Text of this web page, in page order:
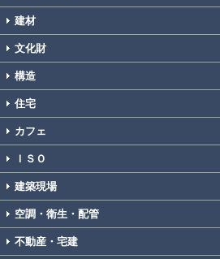
建材
文化財
構造
住宅
カフェ
ＩＳＯ
建築現場
空調・衛生・配管
不動産・宅建